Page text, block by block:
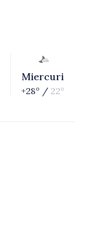
Miercuri
+28° / 22°